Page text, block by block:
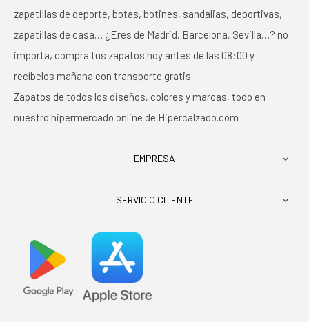
zapatillas de deporte, botas, botines, sandalias, deportivas,
zapatillas de casa… ¿Eres de Madrid, Barcelona, Sevilla…? no
importa, compra tus zapatos hoy antes de las 08:00 y
recíbelos mañana con transporte gratis.
Zapatos de todos los diseños, colores y marcas, todo en
nuestro hipermercado online de Hipercalzado.com
EMPRESA 
SERVICIO CLIENTE 